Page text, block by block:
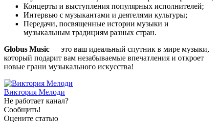
Концерты и выступления популярных исполнителей;
Интервью с музыкантами и деятелями культуры;
Передачи, посвященные истории музыки и
музыкальным традициям разных стран.
Globus Music — это ваш идеальный спутник в мире музыки,
который подарит вам незабываемые впечатления и откроет
новые грани музыкального искусства!
Виктория Мелоди
Не работает канал?
Сообщить!
Оцените статью